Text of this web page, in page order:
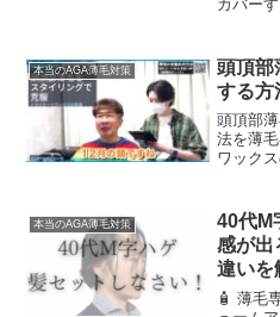
カバー
本当のAGA薄毛対策
頭頂部
する方
頭頂部
法を薄
ワック
本当のAGA薄毛対策
40代M
感が出
違いを
🧴 薄毛